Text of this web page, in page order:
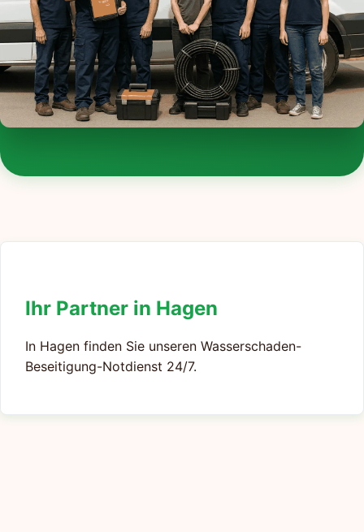
Ihr Partner in Hagen
In Hagen finden Sie unseren Wasserschaden-
Beseitigung-Notdienst 24/7.